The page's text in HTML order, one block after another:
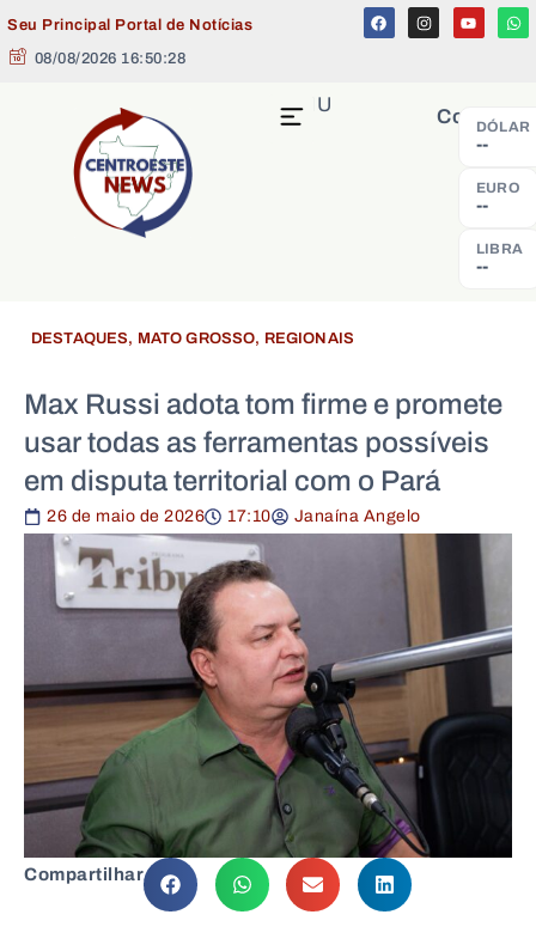
Seu Principal Portal de Notícias
08/08/2026 16:50:28
Cotação
DÓLAR
--
EURO
--
LIBRA
--
MENU
DESTAQUES, MATO GROSSO, REGIONAIS
Max Russi adota tom firme e promete
usar todas as ferramentas possíveis
em disputa territorial com o Pará
26 de maio de 2026 17:10 Janaína Angelo
Compartilhar